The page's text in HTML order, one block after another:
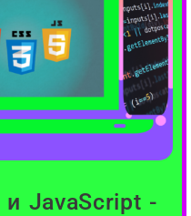
и JavaScript -